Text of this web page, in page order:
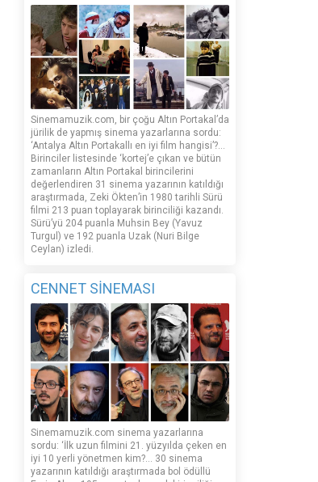
Sinemamuzik.com, bir çoğu Altın Portakal’da
jürilik de yapmış sinema yazarlarına sordu:
‘Antalya Altın Portakallı en iyi film hangisi’?...
Birinciler listesinde ‘kortej’e çıkan ve bütün
zamanların Altın Portakal birincilerini
değerlendiren 31 sinema yazarının katıldığı
araştırmada, Zeki Ökten’in 1980 tarihli Sürü
filmi 213 puan toplayarak birinciliği kazandı.
Sürü’yü 204 puanla Muhsin Bey (Yavuz
Turgul) ve 192 puanla Uzak (Nuri Bilge
Ceylan) izledi.
CENNET SİNEMASI
Sinemamuzik.com sinema yazarlarına
sordu: ‘İlk uzun filmini 21. yüzyılda çeken en
iyi 10 yerli yönetmen kim?... 30 sinema
yazarının katıldığı araştırmada bol ödüllü